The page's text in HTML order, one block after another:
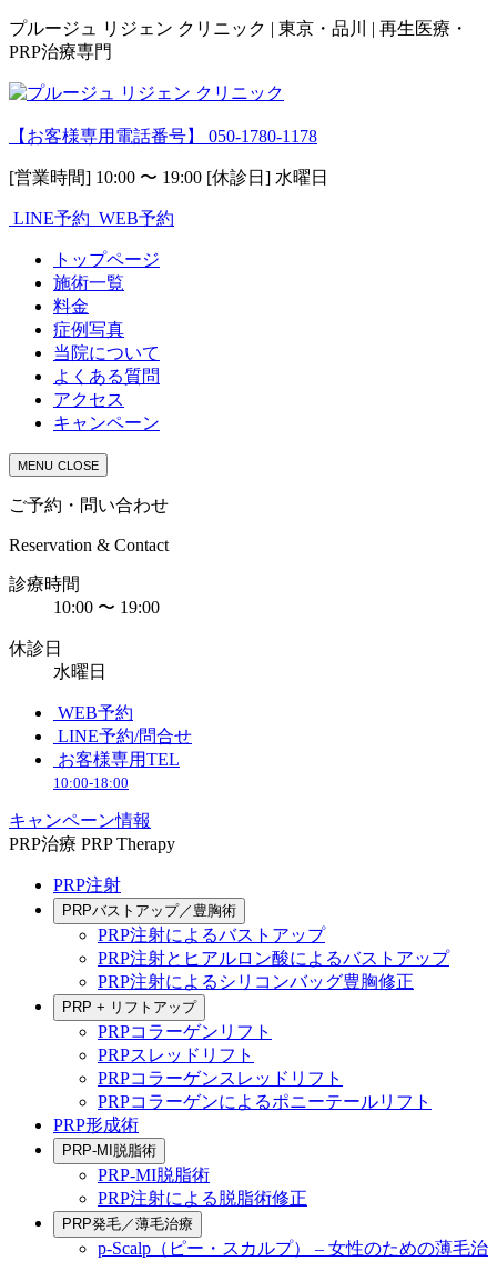
プルージュ リジェン クリニック | 東京・品川 | 再生医療・
PRP治療専門
【お客様専用電話番号】 050-1780-1178
[営業時間] 10:00 〜 19:00 [休診日] 水曜日
LINE予約 WEB予約
トップページ
施術一覧
料金
症例写真
当院について
よくある質問
アクセス
キャンペーン
MENU CLOSE
ご予約・問い合わせ
Reservation & Contact
診療時間
10:00 〜 19:00
休診日
水曜日
WEB予約
LINE予約/問合せ
お客様専用TEL
10:00-18:00
キャンペーン情報
PRP治療 PRP Therapy
PRP注射
PRPバストアップ／豊胸術
PRP注射によるバストアップ
PRP注射とヒアルロン酸によるバストアップ
PRP注射によるシリコンバッグ豊胸修正
PRP + リフトアップ
PRPコラーゲンリフト
PRPスレッドリフト
PRPコラーゲンスレッドリフト
PRPコラーゲンによるポニーテールリフト
PRP形成術
PRP-MI脱脂術
PRP-MI脱脂術
PRP注射による脱脂術修正
PRP発毛／薄毛治療
p-Scalp（ピー・スカルプ） – 女性のための薄毛治